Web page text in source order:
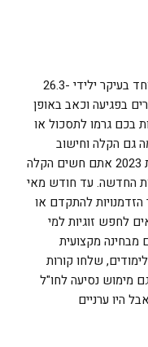
2022 לחלק מכם הייתה שנה רגישה במיוחד בעיקר ילידי 26.3-
בפגיעה וכאב באופן
בכם גרמו לתסכול או
גם הקלה וחישוב
מסלול מחדש שהביא למשהו טוב. בשנת 2023 אתם חשים הקלה
החדשה. עד חודש מאי
הזדמנויות להתקדם או
לחפש זוגיות למי
מבחינה מקצועית
שלחו קורות
מימוש נסיעה לחו"ל
היו ערניים